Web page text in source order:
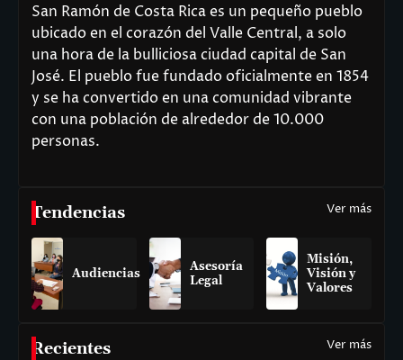
San Ramón de Costa Rica es un pequeño pueblo
ubicado en el corazón del Valle Central, a solo
una hora de la bulliciosa ciudad capital de San
José. El pueblo fue fundado oficialmente en 1854
y se ha convertido en una comunidad vibrante
con una población de alrededor de 10.000
personas.
Tendencias Ver más
Audiencias
Asesoría
Legal
Misión,
Visión y
Valores
Recientes Ver más